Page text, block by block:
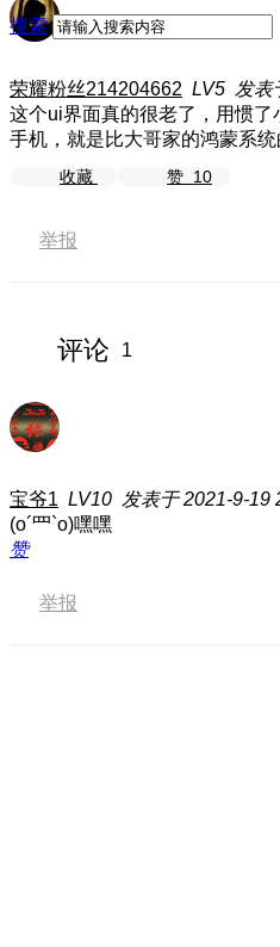
搜索
荣耀粉丝214204662 LV5 发表
这个ui界面真的很老了，用惯了
手机，就是比大哥家的鸿蒙系
收藏 赞 10
举报
评论 1
宝爷1 LV10 发表于 2021-9-19
(o´罒`o)嘿嘿
赞
举报